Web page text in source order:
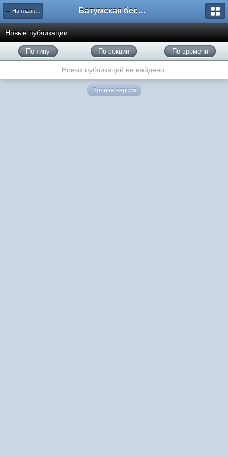
← На главную Батумская беседка
Новые публикации
По типу По секции По времени
Новых публикаций не найдено.
Полная версия